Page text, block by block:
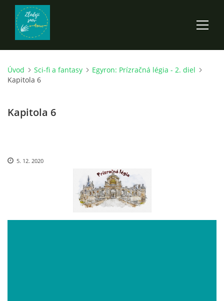
ÚVOD
EGYRON: SIEDMY DEŇ - 3. DIEL
Úvod Sci-fi a fantasy
Egyron: Prízračná légia - 2. diel
Kapitola 6
Kapitola 6
5. 12. 2020